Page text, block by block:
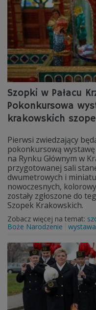
Szopki w Pałacu
Pokonkursowa
krakowskich
Pierwsi zwiedzający
pokonkursową
na Rynku Głównym w
przygotowanej sali
dwumetrowych i
nowoczesnych,
zostały zgłoszone do
Szopek Krakowskich.
Zobacz więcej na temat:
Boże Narodzenie
wystawa